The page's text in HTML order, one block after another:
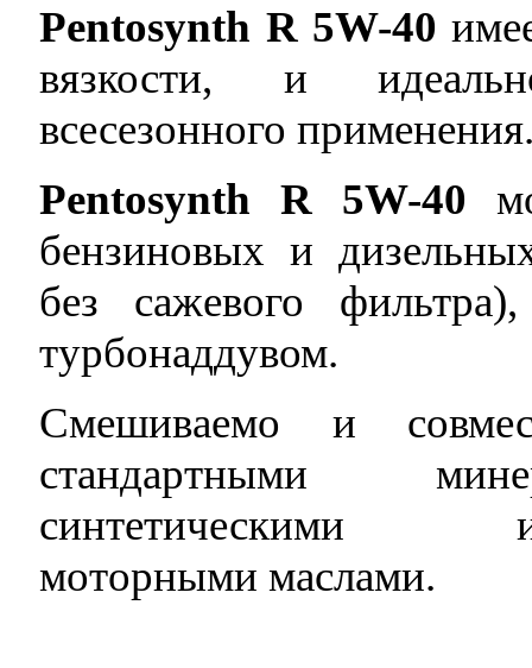
Pentosynth R 5W-40
вязкости, и
всесезонного
Pentosynth
R 5W-40
бензиновых и
без сажевого
турбонаддувом.
Смешиваемо и
стандартными
синтетическими и
моторными маслами.